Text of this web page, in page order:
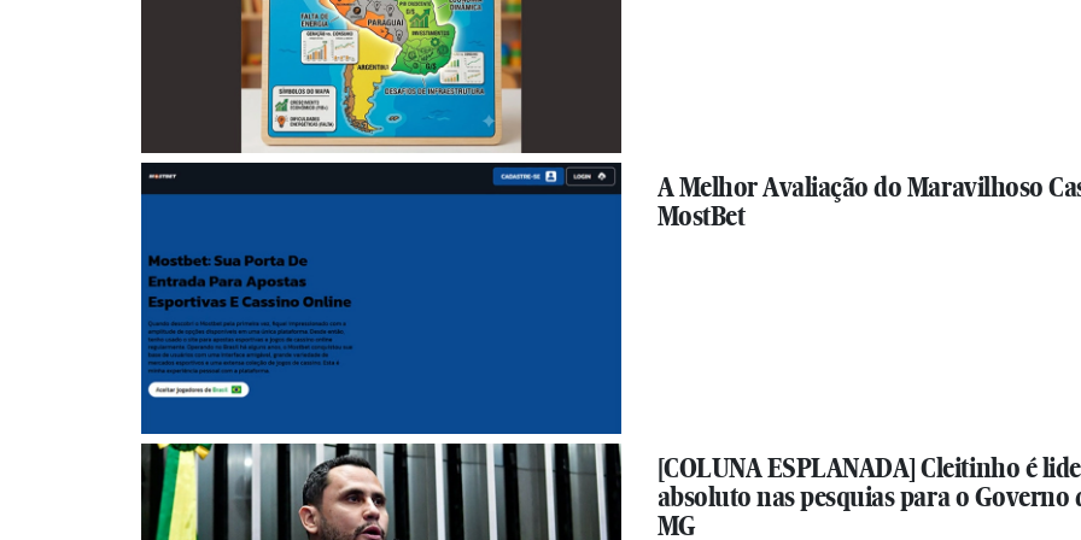
A Melhor Avaliação do Maravilhoso
MostBet
[COLUNA ESPLANADA] Cleitinho é
absoluto nas pesquias para o Governo
MG